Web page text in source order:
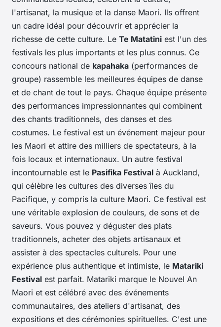
l'artisanat, la musique et la danse Maori. Ils offrent
un cadre idéal pour découvrir et apprécier la
richesse de cette culture. Le Te Matatini est l'un des
festivals les plus importants et les plus connus. Ce
concours national de kapahaka (performances de
groupe) rassemble les meilleures équipes de danse
et de chant de tout le pays. Chaque équipe présente
des performances impressionnantes qui combinent
des chants traditionnels, des danses et des
costumes. Le festival est un événement majeur pour
les Maori et attire des milliers de spectateurs, à la
fois locaux et internationaux. Un autre festival
incontournable est le Pasifika Festival à Auckland,
qui célèbre les cultures des diverses îles du
Pacifique, y compris la culture Maori. Ce festival est
une véritable explosion de couleurs, de sons et de
saveurs. Vous pouvez y déguster des plats
traditionnels, acheter des objets artisanaux et
assister à des spectacles culturels. Pour une
expérience plus authentique et intimiste, le Matariki
Festival est parfait. Matariki marque le Nouvel An
Maori et est célébré avec des événements
communautaires, des ateliers d'artisanat, des
expositions et des cérémonies spirituelles. C'est une